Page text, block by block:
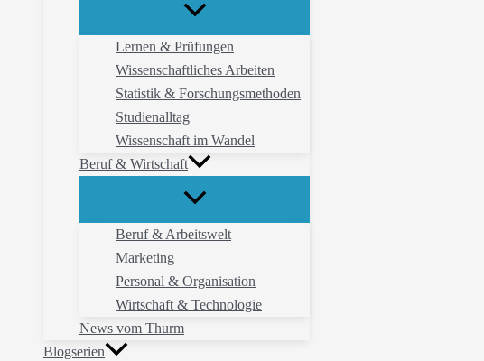
Lernen & Prüfungen
Wissenschaftliches Arbeiten
Statistik & Forschungsmethoden
Studienalltag
Wissenschaft im Wandel
Beruf & Wirtschaft
Beruf & Arbeitswelt
Marketing
Personal & Organisation
Wirtschaft & Technologie
News vom Thurm
Blogserien